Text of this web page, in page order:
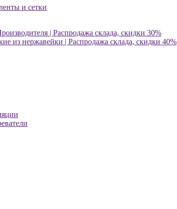
и сетки
| Распродажа склада, скидки 30%
из нержавейки | Распродажа склада, скидки 40%